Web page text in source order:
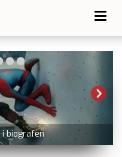
i biografen